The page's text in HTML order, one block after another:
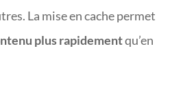
La mise en cache permet
plus rapidementqu’en